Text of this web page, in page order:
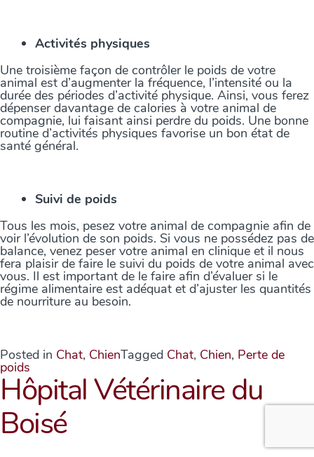
Activités physiques
Une troisième façon de contrôler le poids de votre
animal est d’augmenter la fréquence, l’intensité ou la
durée des périodes d’activité physique. Ainsi, vous ferez
dépenser davantage de calories à votre animal de
compagnie, lui faisant ainsi perdre du poids. Une bonne
routine d’activités physiques favorise un bon état de
santé général.
Suivi de poids
Tous les mois, pesez votre animal de compagnie afin de
voir l’évolution de son poids. Si vous ne possédez pas de
balance, venez peser votre animal en clinique et il nous
fera plaisir de faire le suivi du poids de votre animal avec
vous. Il est important de le faire afin d’évaluer si le
régime alimentaire est adéquat et d’ajuster les quantités
de nourriture au besoin.
Posted in Chat, ChienTagged Chat, Chien, Perte de
poids
Hôpital Vétérinaire du
Boisé